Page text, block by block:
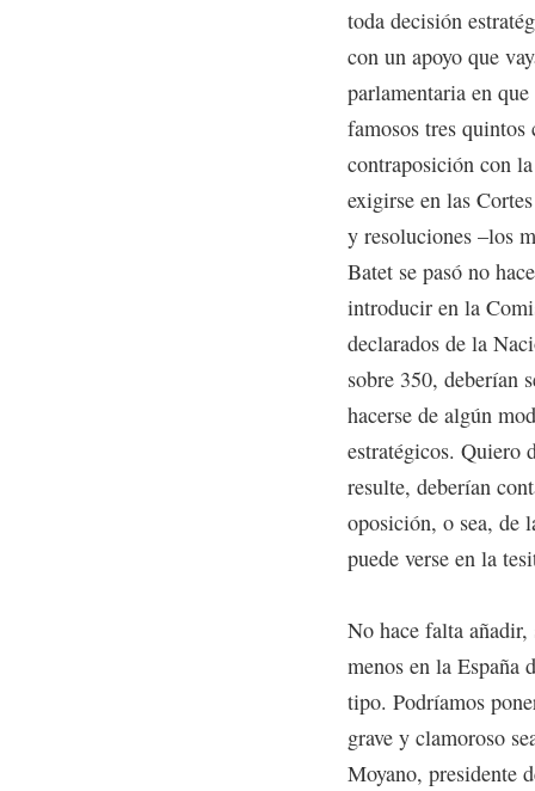
toda decisión
con un apoyo que
parlamentaria en que
famosos tres
contraposición con
exigirse en las
y resoluciones –los
Batet se pasó no
introducir en la
declarados de la
sobre 350, deberían
hacerse de algún
estratégicos. Quiero
resulte, deberían
oposición, o sea, de
puede verse en la
No hace falta añadir,
menos en la España
tipo. Podríamos
grave y clamoroso
Moyano, presidente